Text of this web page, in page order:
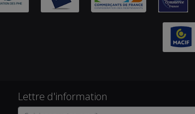
Lettre d'information